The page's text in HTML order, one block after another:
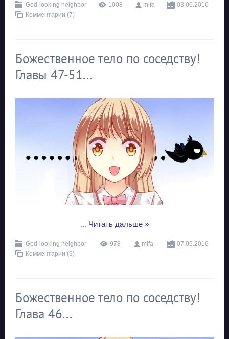
God-looking neighbor 1008 mifa
03.06.2016
Комментарии (7)
Божественное тело по соседству!
Главы 47-51...
... Читать дальше »
God-looking neighbor 978 mifa
07.05.2016
Комментарии (9)
Божественное тело по соседству!
Глава 46...